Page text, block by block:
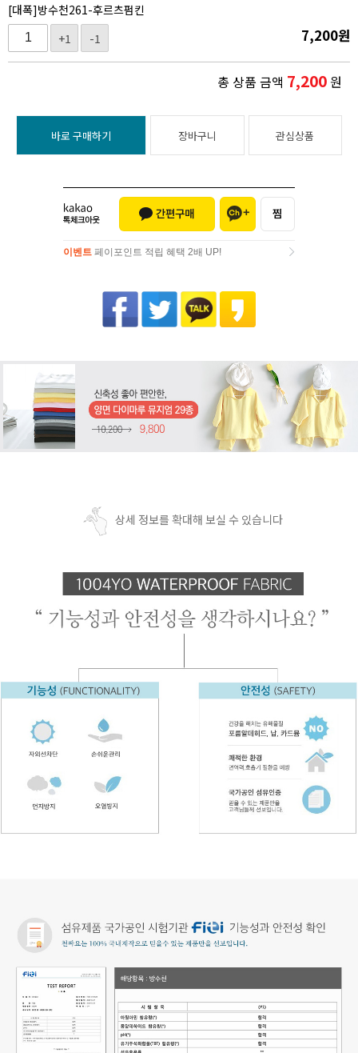
[대폭]방수천261-후르츠펌킨
+1
-1 7,200원
총 상품 금액 7,200원
바로 구매하기 장바구니 관심상품
이벤트 페이포인트 적립 혜택 2배 UP!
상세 정보를 확대해 보실 수 있습니다